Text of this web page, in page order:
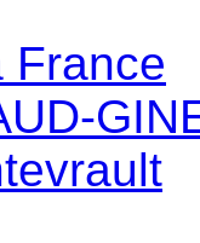
France